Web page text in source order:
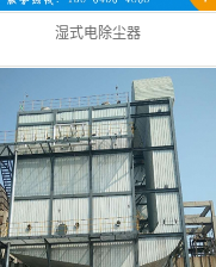
湿式电除尘器